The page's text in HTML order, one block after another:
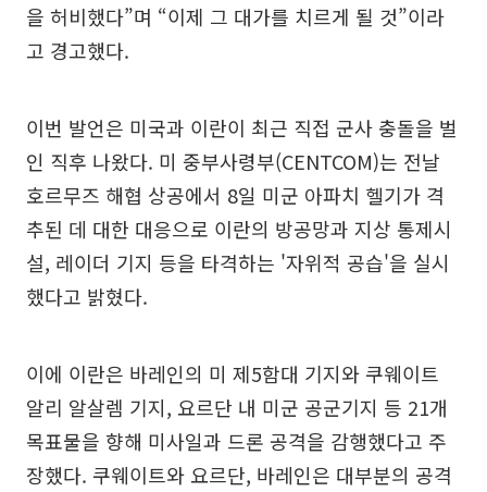
을 허비했다”며 “이제 그 대가를 치르게 될 것”이라
고 경고했다.
이번 발언은 미국과 이란이 최근 직접 군사 충돌을 벌
인 직후 나왔다. 미 중부사령부(CENTCOM)는 전날
호르무즈 해협 상공에서 8일 미군 아파치 헬기가 격
추된 데 대한 대응으로 이란의 방공망과 지상 통제시
설, 레이더 기지 등을 타격하는 '자위적 공습'을 실시
했다고 밝혔다.
이에 이란은 바레인의 미 제5함대 기지와 쿠웨이트
알리 알살렘 기지, 요르단 내 미군 공군기지 등 21개
목표물을 향해 미사일과 드론 공격을 감행했다고 주
장했다. 쿠웨이트와 요르단, 바레인은 대부분의 공격